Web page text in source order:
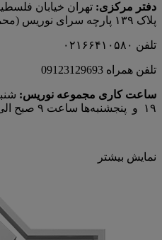
دفتر مرکزی: تهران خیابان
پلاک ۱۳۹ پارچه‌ سرای نوريس (محمد خانی)
تلفن ۰۲۱۶۶۴۱۰۵۸۰
تلفن همراه 09123129693
ساعت کاری مجموعه نوریس:
۱۹ و پنجشنبه‌ها ساعت ۹ صبح الی ۱۵
نمایش بیشتر